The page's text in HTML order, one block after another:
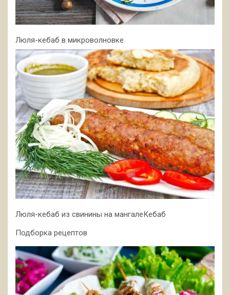
Люля-кебаб в микроволновке
Люля-кебаб из свинины на мангалеКебаб
Подборка рецептов